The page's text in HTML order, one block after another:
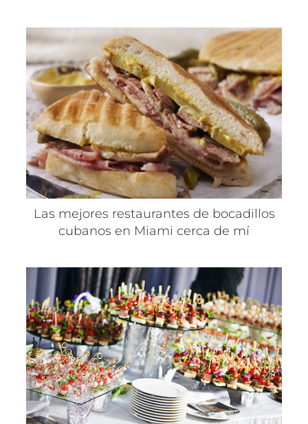
Las mejores restaurantes de bocadillos
cubanos en Miami cerca de mí